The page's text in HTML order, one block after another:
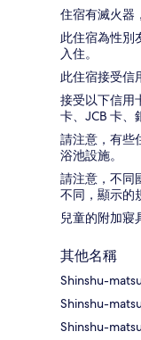
住宿有滅火器
此住宿為性別
入住。
此住宿接受信
接受以下信用
卡、JCB 卡、
請注意，有些
浴池設施。
請注意，不同
不同，顯示的
兒童的附加寢
其他名稱
Shinshu-
Shinshu-
Shinshu-